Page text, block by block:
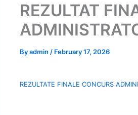
REZULTAT
Byadmin / February 17, 2026
REZULTATE FINALE CONCURS